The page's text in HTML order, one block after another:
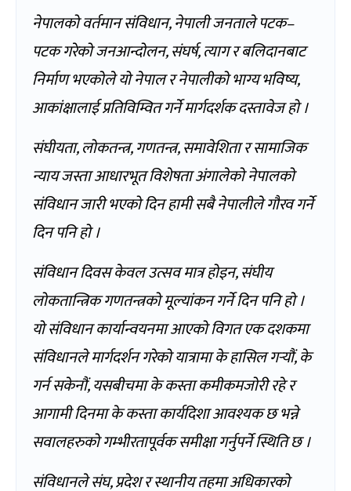
नेपालको वर्तमान संविधान, नेपाली जनताले पटक–
पटक गरेको जनआन्दोलन, संघर्ष, त्याग र बलिदानबाट
निर्माण भएकोले यो नेपाल र नेपालीको भाग्य भविष्य,
आकांक्षालाई प्रतिविम्वित गर्ने मार्गदर्शक दस्तावेज हो ।
संघीयता, लोकतन्त्र, गणतन्त्र, समावेशिता र सामाजिक
न्याय जस्ता आधारभूत विशेषता अंगालेको नेपालको
संविधान जारी भएको दिन हामी सबै नेपालीले गौरव गर्ने
दिन पनि हो ।
संविधान दिवस केवल उत्सव मात्र होइन, संघीय
लोकतान्त्रिक गणतन्त्रको मूल्यांकन गर्ने दिन पनि हो ।
यो संविधान कार्यान्वयनमा आएको विगत एक दशकमा
संविधानले मार्गदर्शन गरेको यात्रामा के हासिल गर्‍यौं, के
गर्न सकेनौं, यसबीचमा के कस्ता कमीकमजोरी रहे र
आगामी दिनमा के कस्ता कार्यदिशा आवश्यक छ भन्ने
सवालहरुको गम्भीरतापूर्वक समीक्षा गर्नुपर्ने स्थिति छ ।
संविधानले संघ, प्रदेश र स्थानीय तहमा अधिकारको